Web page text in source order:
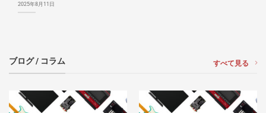
2025年8月11日
ブログ / コラム すべて見る